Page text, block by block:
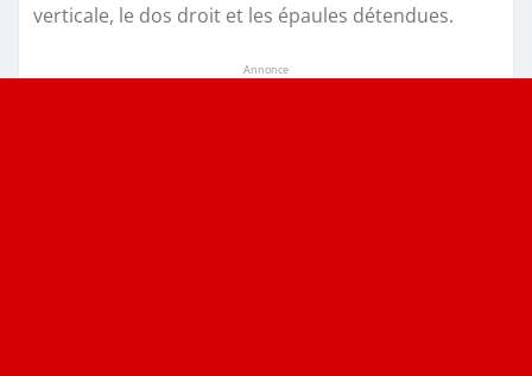
verticale, le dos droit et les épaules détendues.
Annonce